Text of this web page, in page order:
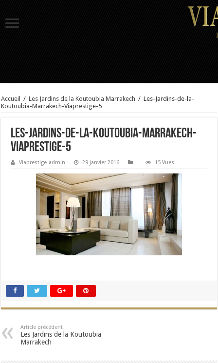
Accueil / Les Jardins de la Koutoubia Marrakech / Les-Jardins-de-la-
Koutoubia-Marrakech-Viaprestige-5
Les-Jardins-de-la-Koutoubia-Marrakech-
Viaprestige-5
Viaprestige-admin 29 janvier 2016 15 Vues
Article précédent
Les Jardins de la Koutoubia
Marrakech